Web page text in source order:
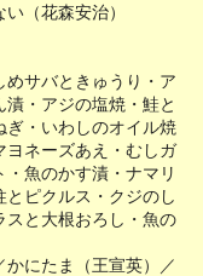
（花森安治）
サバときゅうり・ア
・アジの塩焼・鮭と
ぎ・いわしのオイル焼
ヨネーズあえ・むしガ
魚のかす漬・ナマリ
ピクルス・クジのし
スと大根おろし・魚の
にたま（王宣英）／